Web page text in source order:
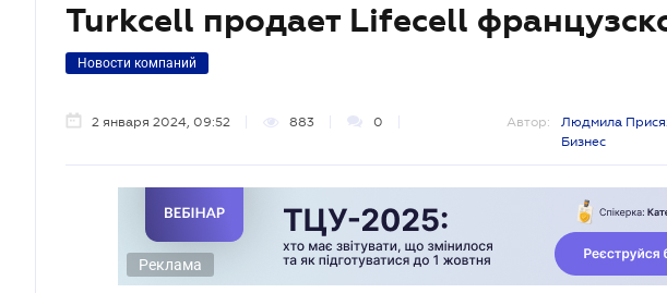
Turkcell продает Lifecell
Новости компаний
2 января 2024, 09:52 883 0 Автор:
Людмила
Бизнес
Реклама